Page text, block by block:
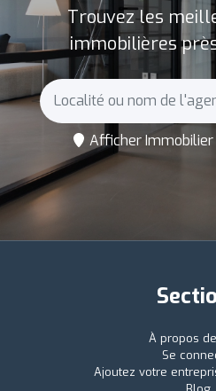
Trouvez les
immobilières
Afficher Immobilier
À propos
Se
Ajoutez votre